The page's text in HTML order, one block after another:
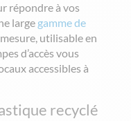
répondre à vos
large gamme de
utilisable en
d’accès vous
accessibles à
recyclé